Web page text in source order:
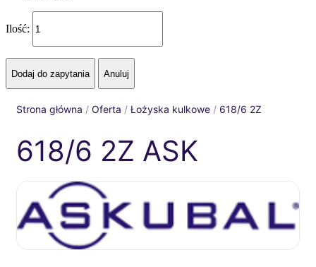
Ilość:
Strona główna / Oferta / Łożyska kulkowe / 618/6 2Z
618/6 2Z ASK